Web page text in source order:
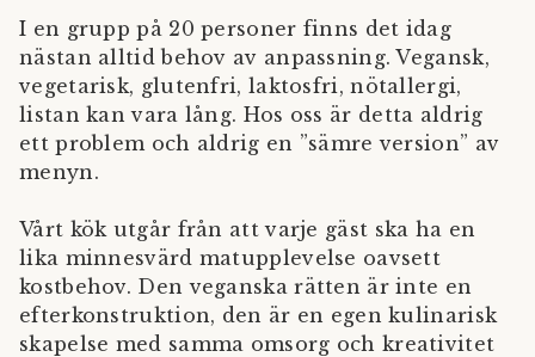
I en grupp på 20 personer finns det idag
nästan alltid behov av anpassning. Vegansk,
vegetarisk, glutenfri, laktosfri, nötallergi,
listan kan vara lång. Hos oss är detta aldrig
ett problem och aldrig en ”sämre version” av
menyn.
Vårt kök utgår från att varje gäst ska ha en
lika minnesvärd matupplevelse oavsett
kostbehov. Den veganska rätten är inte en
efterkonstruktion, den är en egen kulinarisk
skapelse med samma omsorg och kreativitet